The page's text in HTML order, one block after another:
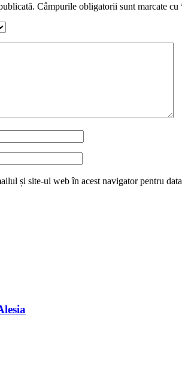
Câmpurile obligatorii sunt marcate cu
și site-ul web în acest navigator pentru